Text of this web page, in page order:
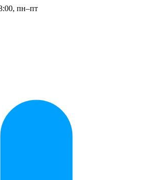
пн–пт